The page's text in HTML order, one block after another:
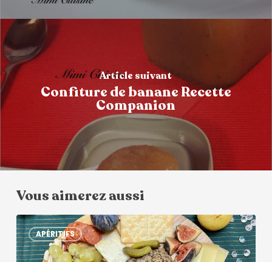
Article suivant
Confiture de banane Recette
Companion
Vous aimerez aussi
APÉRITIFS